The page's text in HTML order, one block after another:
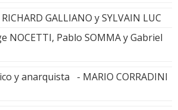
GALLIANO y SYLVAIN LUC
NOCETTI, Pablo SOMMA y Gabriel
y anarquista - MARIO CORRADINI